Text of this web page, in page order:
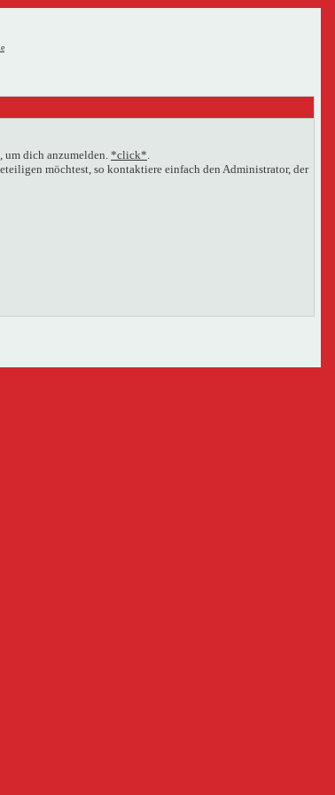
um dich anzumelden. *click*.
möchtest, so kontaktiere einfach den Administrator, der